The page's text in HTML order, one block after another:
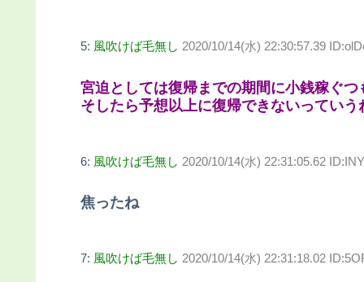
5: 風吹けば毛無し 2020/10/14(水) 22:30:57.39
宮迫としては復帰までの期間に小銭稼ぐつ
そしたら予想以上に復帰できないっていう
6: 風吹けば毛無し 2020/10/14(水) 22:31:05.62
焦ったね
7: 風吹けば毛無し 2020/10/14(水) 22:31:18.02